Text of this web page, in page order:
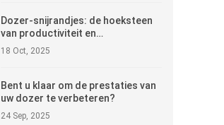
Dozer-snijrandjes: de hoeksteen
van productiviteit en
kostenefficiëntie per uur
18 Oct, 2025
Bent u klaar om de prestaties van
uw dozer te verbeteren?
24 Sep, 2025